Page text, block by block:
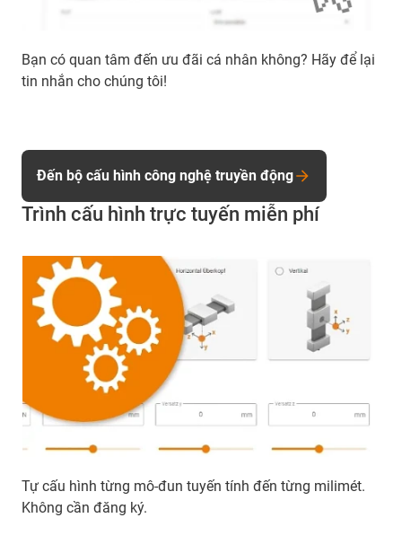
Bạn có quan tâm đến ưu đãi cá nhân không? Hãy để lại
tin nhắn cho chúng tôi!
Trình cấu hình trực tuyến miễn phí
Tự cấu hình từng mô-đun tuyến tính đến từng milimét.
Không cần đăng ký.
Đến bộ cấu hình công nghệ truyền động